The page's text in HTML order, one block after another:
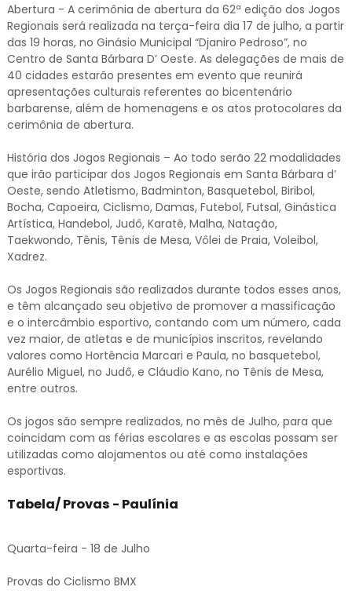
Abertura - A cerimônia de abertura da 62ª edição dos Jogos
Regionais será realizada na terça-feira dia 17 de julho, a partir
das 19 horas, no Ginásio Municipal “Djaniro Pedroso”, no
Centro de Santa Bárbara D’ Oeste. As delegações de mais de
40 cidades estarão presentes em evento que reunirá
apresentações culturais referentes ao bicentenário
barbarense, além de homenagens e os atos protocolares da
cerimônia de abertura.
História dos Jogos Regionais – Ao todo serão 22 modalidades
que irão participar dos Jogos Regionais em Santa Bárbara d’
Oeste, sendo Atletismo, Badminton, Basquetebol, Biribol,
Bocha, Capoeira, Ciclismo, Damas, Futebol, Futsal, Ginástica
Artística, Handebol, Judô, Karatê, Malha, Natação,
Taekwondo, Tênis, Tênis de Mesa, Vôlei de Praia, Voleibol,
Xadrez.
Os Jogos Regionais são realizados durante todos esses anos,
e têm alcançado seu objetivo de promover a massificação
e o intercâmbio esportivo, contando com um número, cada
vez maior, de atletas e de municípios inscritos, revelando
valores como Hortência Marcari e Paula, no basquetebol,
Aurélio Miguel, no Judô, e Cláudio Kano, no Tênis de Mesa,
entre outros.
Os jogos são sempre realizados, no mês de Julho, para que
coincidam com as férias escolares e as escolas possam ser
utilizadas como alojamentos ou até como instalações
esportivas.
Tabela/ Provas - Paulínia
Quarta-feira - 18 de Julho
Provas do Ciclismo BMX